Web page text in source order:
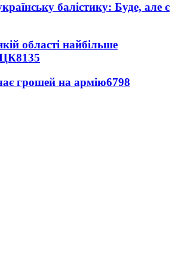
балістику: Буде, але є
області найбільше
8135
грошей на армію6798